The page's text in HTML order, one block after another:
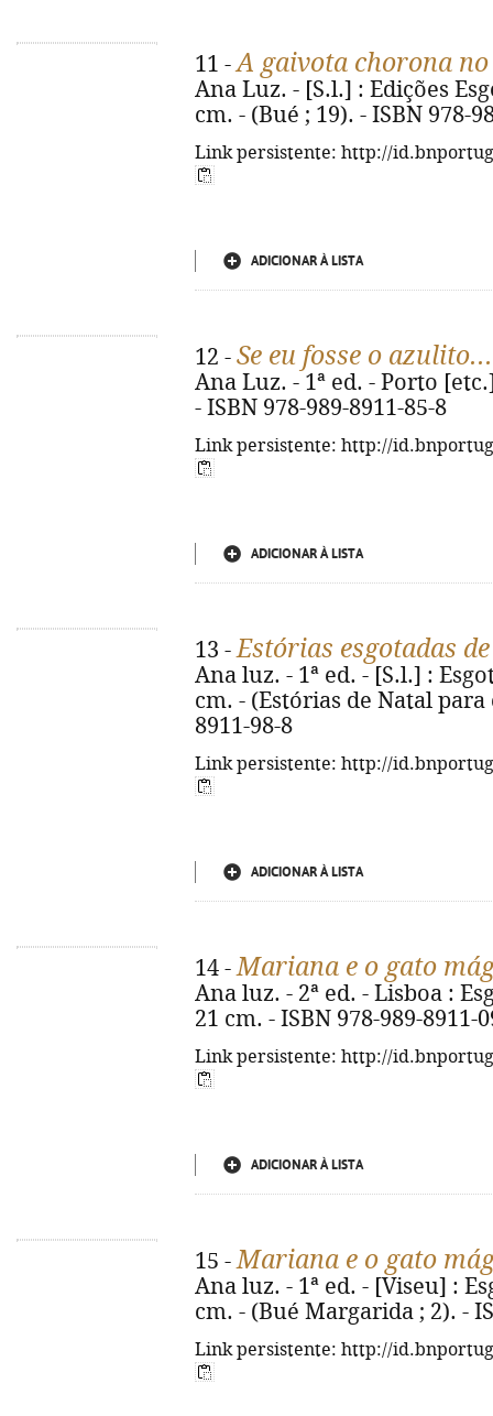
11 -A gaivota chorona no
Ana Luz. - [S.l.] : Edições
cm. - (Bué ; 19). - ISBN 978-
Link persistente: http://
ADICIONAR À LISTA
12 - Se eu fosse o azulito...
Ana Luz. - 1ª ed. - Porto
- ISBN 978-989-8911-85-8
Link persistente: http://
ADICIONAR À LISTA
13 -Estórias esgotadas
Ana luz. - 1ª ed. - [S.l.] :
cm. - (Estórias de Natal para
8911-98-8
Link persistente: http://
ADICIONAR À LISTA
14 -Mariana e o gato
Ana luz. - 2ª ed. - Lisboa :
21 cm. - ISBN 978-989-8911-
Link persistente: http://
ADICIONAR À LISTA
15 -Mariana e o gato
Ana luz. - 1ª ed. - [Viseu] :
cm. - (Bué Margarida ; 2). -
Link persistente: http://